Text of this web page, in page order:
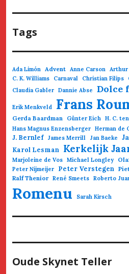
Tags
Ada Limón Advent Anne Carson Arthur
C. K. Williams
Carnaval Christian Filips
Claudia Gabler Dannie Abse Dolce
Erik Menkveld Frans
Gerda Baardman
Günter Eich H. C.
Hans Magnus Enzensberger Herman de
J. Bernlef James Merrill Jan Baeke
Karol Lesman Kerkelijk
Marjoleine de Vos Michael Longley
Peter Nijmeijer Peter Verstegen
Ralf Thenior René Smeets Roberto
Romenu Sarah Kirsch
Oude Skynet Teller